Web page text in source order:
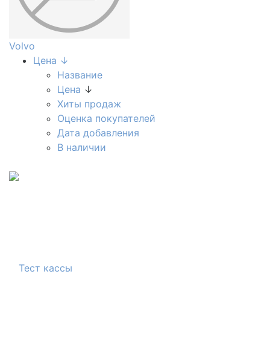
Volvo
Цена ↓
Название
Цена ↓
Хиты продаж
Оценка покупателей
Дата добавления
В наличии